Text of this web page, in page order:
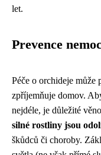
let.
Prevence
Péče o orchideje může
zpříjemňuje domov.
nejdéle, je důležité
silné rostliny jsou
škůdců či choroby.